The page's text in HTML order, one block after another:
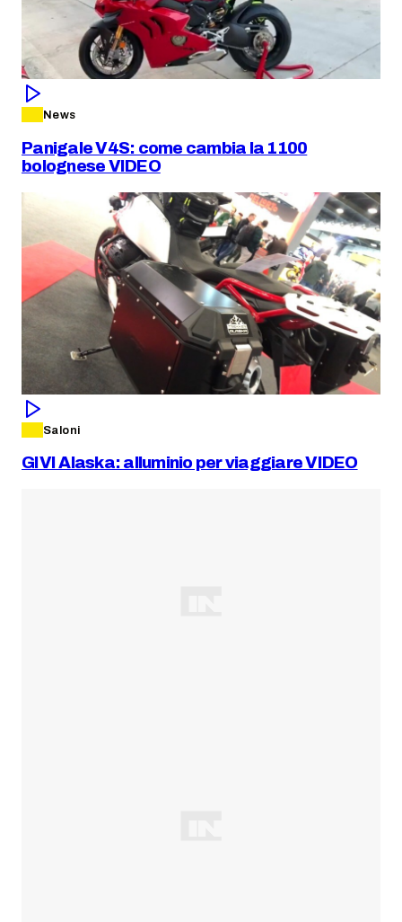
News
Panigale V4S: come cambia la 1100
bolognese VIDEO
Saloni
GIVI Alaska: alluminio per viaggiare VIDEO